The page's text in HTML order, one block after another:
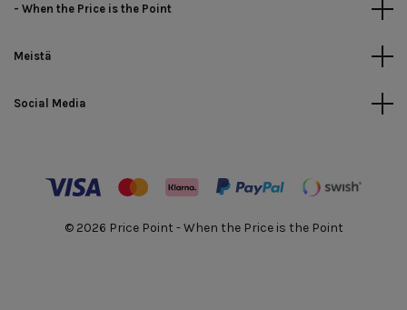
- When the Price is the Point
Meistä
Social Media
© 2026 Price Point - When the Price is the Point